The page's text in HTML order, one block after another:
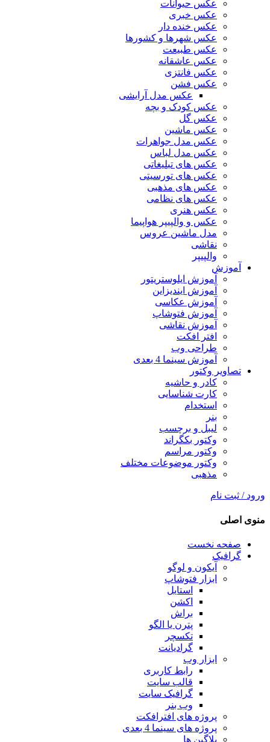
عکس حیوانات
عکس خبری
عکس خنده دار
عکس شهرها و کشورها
عکس طبیعت
عکس عاشقانه
عکس فانتزی
عکس فشن
عکس مدل آرایشی
عکس کودک و بچه
عکس گل
عکس ماشین
عکس مدل جواهرات
عکس مدل لباس
عکس های تبلیغاتی
عکس های تورسیتی
عکس های مذهبی
عکس های نظامی
عکس هنری
عکس و والپیپر هواپیما
مدل ماشین عروس
نقاشی
والپیپر
آموزش
آموزش ایلوستریتور
آموزش ایندیزاین
آموزش عکاسی
آموزش فتوشاپ
آموزش نقاشی
افتر افکت
طراحی وب
آموزش سینما 4 بعدی
تصاویر وکتور
کادر و حاشیه
کارت شناسایی
استخدام
بنر
لیبل و برچسب
وکتور بکگراند
وکتور مراسم
وکتور موضوعات مختلف
مذهبی
ورود / ثبت نام
منوی اصلی
صفحه نخست
گرافیک
آیکون و لوگو
ابزار فتوشاپ
استایل
اکشن
براش
پترن یا الگو
تکسچر
گرادیانت
ابزار وب
رابط کاربری
قالب سایت
گرافیک سایت
وب بنر
پروژه های افترافکت
پروژه های سینما 4 بعدی
پلاگین ها